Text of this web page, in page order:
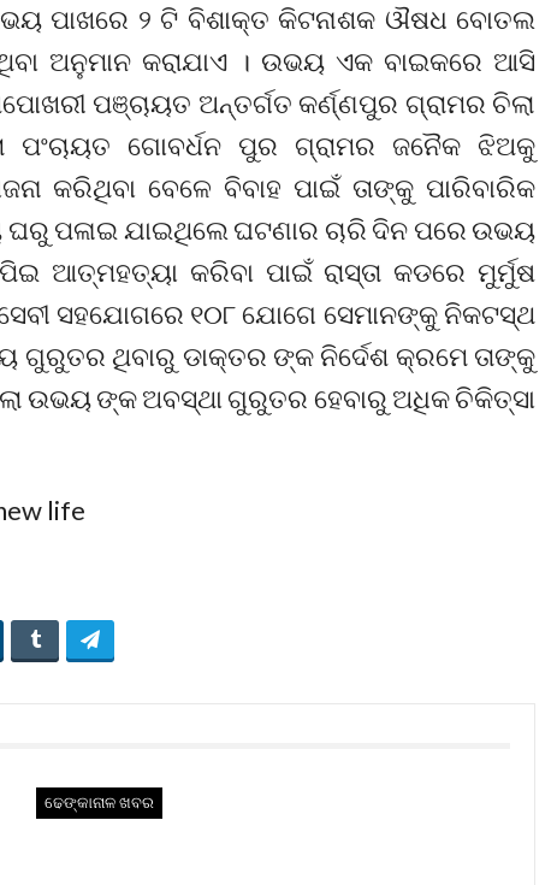
ପାଖରେ ୨ ଟି ବିଶାକ୍ତ କିଟନାଶକ ଔଷଧ ବୋତଲ
ଅନୁମାନ କରାଯାଏ । ଉଭୟ ଏକ ବାଇକରେ ଆସି
ପଞ୍ଚାୟତ ଅନ୍ତର୍ଗତ କର୍ଣ୍ଣପୁର ଗ୍ରାମର ଚିଲା
ପଂଚାୟତ ଗୋବର୍ଧନ ପୁର ଗ୍ରାମର ଜନୈକ ଝିଅକୁ
କରିଥିବା ବେଳେ ବିବାହ ପାଇଁ ତାଙ୍କୁ ପାରିବାରିକ
ପଳାଇ ଯାଇଥିଲେ ଘଟଣାର ଚାରି ଦିନ ପରେ ଉଭୟ
କରିବା ପାଇଁ ରାସ୍ତା କଡରେ ମୁର୍ମୁଷ
ସହଯୋଗରେ ୧୦୮ ଯୋଗେ ସେମାନଙ୍କୁ ନିକଟସ୍ଥ
ଥିବାରୁ ଡାକ୍ତର ଙ୍କ ନିର୍ଦେଶ କ୍ରମେ ତାଙ୍କୁ
ଉଭୟ ଙ୍କ ଅବସ୍ଥା ଗୁରୁତର ହେବାରୁ ଅଧିକ ଚିକିତ୍ସା
ଢେଙ୍କାନାଳ ଖବର